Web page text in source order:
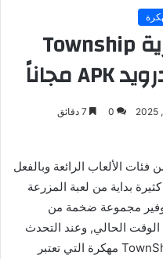
تحميل لعبة القرية Township
0
فئات الألعاب الرائعة وبالفعل
بداية من لعبة المزرعة
مجموعة ضخمة من
الوقت الحالي, وعند التحدث
عن هذه الفئة لا يٌمكن نسيان لعبة TownShip مهكرة التي تعتبر